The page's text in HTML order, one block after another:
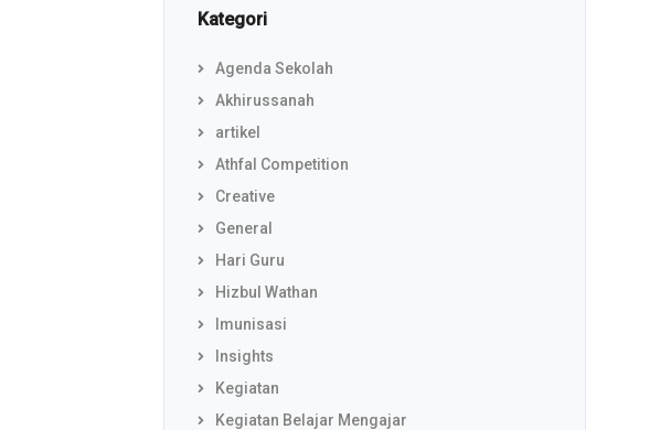
Kategori
Agenda Sekolah
Akhirussanah
artikel
Athfal Competition
Creative
General
Hari Guru
Hizbul Wathan
Imunisasi
Insights
Kegiatan
Kegiatan Belajar Mengajar